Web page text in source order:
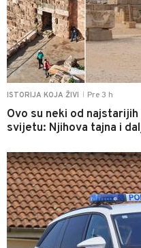
ISTORIJA KOJA ŽIVI Pre 3 h
Ovo su neki od
svijetu: Njihova tajna i